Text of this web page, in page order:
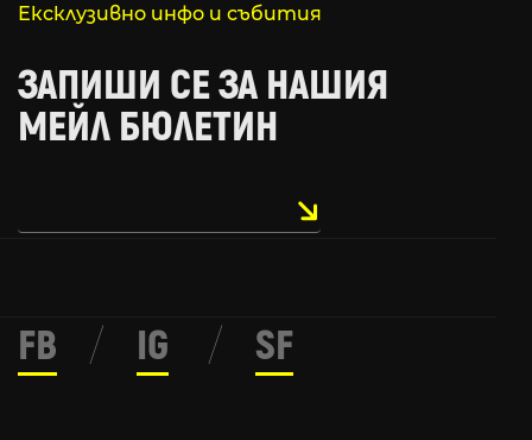
Ексклузивно инфо и събития
ЗАПИШИ СЕ ЗА НАШИЯ
МЕЙЛ БЮЛЕТИН
FB / IG / SF